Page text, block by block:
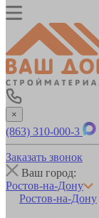
×
(863) 310-000-3
Заказать звонок
Ваш город:
Ростов-на-Дону
Ростов-на-Дону